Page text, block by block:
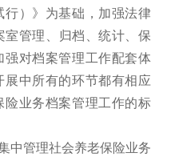
）》为基础，加强法律
管理、归档、统计、保
对档案管理工作配套体
中所有的环节都有相应
业务档案管理工作的标
中管理社会养老保险业务